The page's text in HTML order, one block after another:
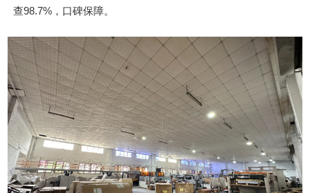
查98.7%，口碑保障。